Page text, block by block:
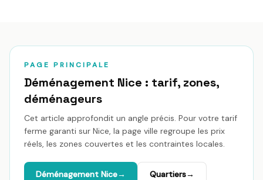
PAGE PRINCIPALE
Déménagement Nice : tarif, zones,
déménageurs
Cet article approfondit un angle précis. Pour votre tarif
ferme garanti sur Nice, la page ville regroupe les prix
réels, les zones couvertes et les contraintes locales.
Déménagement Nice→ Quartiers→